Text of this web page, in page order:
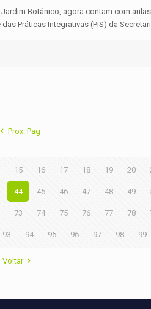
Botânico, agora contam com
Práticas Integrativas (PIS) da
Prox. Pag
15 16 17 18 19 20
44 45 46 47 48 49
73 74 75 76 77 78
93 94 95 96 97 98 99
Voltar